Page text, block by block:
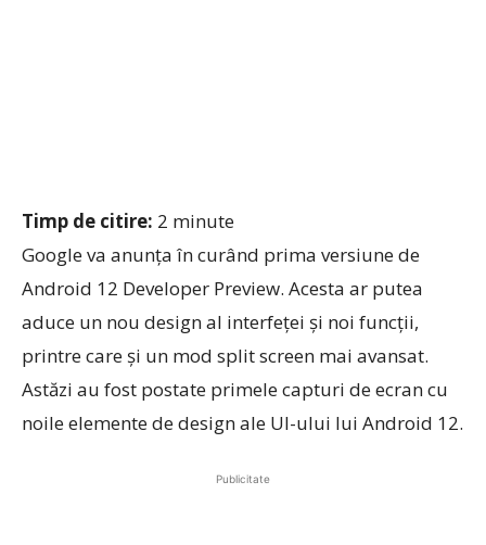
Timp de citire: 2 minute
Google va anunța în curând prima versiune de
Android 12 Developer Preview. Acesta ar putea
aduce un nou design al interfeței și noi funcții,
printre care și un mod split screen mai avansat.
Astăzi au fost postate primele capturi de ecran cu
noile elemente de design ale UI-ului lui Android 12.
Publicitate